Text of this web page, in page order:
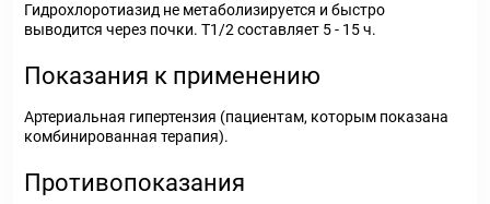
Гидрохлоротиазид не метаболизируется и быстро
выводится через почки. T1/2 составляет 5 - 15 ч.
Показания к применению
Артериальная гипертензия (пациентам, которым показана
комбинированная терапия).
Противопоказания